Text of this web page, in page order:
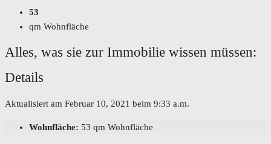
53
qm Wohnfläche
Alles, was sie zur Immobilie wissen müssen:
Details
Aktualisiert am Februar 10, 2021 beim 9:33 a.m.
Wohnfläche: 53 qm Wohnfläche